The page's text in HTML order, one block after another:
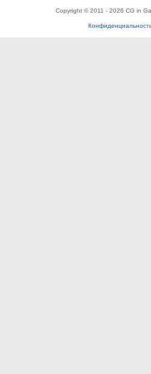
Copyright © 2011 - 2026 CG in